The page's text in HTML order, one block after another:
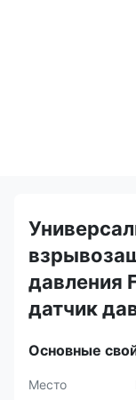
давления
датчик
Основные
Место